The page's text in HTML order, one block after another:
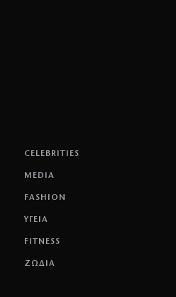
CELEBRITIES
MEDIA
FASHION
ΥΓΕΙΑ
FITNESS
ΖΩΔΙΑ